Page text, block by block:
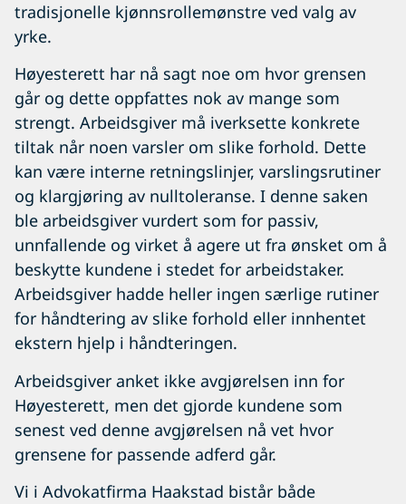
tradisjonelle kjønnsrollemønstre ved valg av
yrke.
Høyesterett har nå sagt noe om hvor grensen
går og dette oppfattes nok av mange som
strengt. Arbeidsgiver må iverksette konkrete
tiltak når noen varsler om slike forhold. Dette
kan være interne retningslinjer, varslingsrutiner
og klargjøring av nulltoleranse. I denne saken
ble arbeidsgiver vurdert som for passiv,
unnfallende og virket å agere ut fra ønsket om å
beskytte kundene i stedet for arbeidstaker.
Arbeidsgiver hadde heller ingen særlige rutiner
for håndtering av slike forhold eller innhentet
ekstern hjelp i håndteringen.
Arbeidsgiver anket ikke avgjørelsen inn for
Høyesterett, men det gjorde kundene som
senest ved denne avgjørelsen nå vet hvor
grensene for passende adferd går.
Vi i Advokatfirma Haakstad bistår både